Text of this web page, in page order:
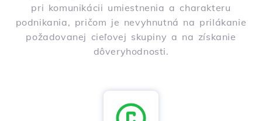
pri komunikácii umiestnenia a charakteru
podnikania, pričom je nevyhnutná na prilákanie
požadovanej cieľovej skupiny a na získanie
dôveryhodnosti.